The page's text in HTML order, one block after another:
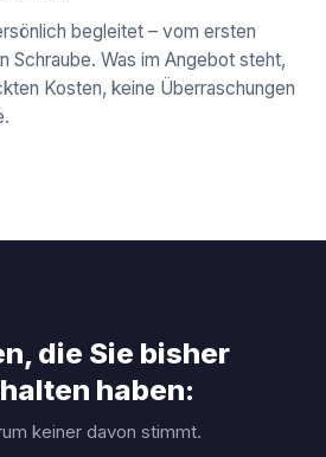
begleitet – vom ersten
Schraube. Was im Angebot steht,
Kosten, keine Überraschungen
die Sie bisher
haben:
keiner davon stimmt.